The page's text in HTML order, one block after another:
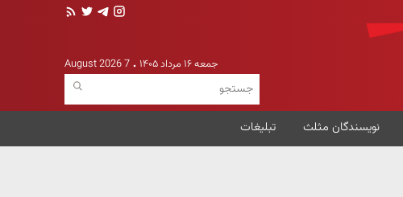
جمعه ۱۶ مرداد ۱۴۰۵ 7 August 2026
نویسندگان مثلث تبلیغات